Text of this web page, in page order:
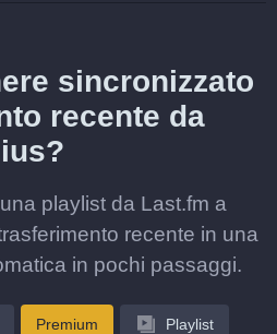
sincronizzato
recente da
playlist da Last.fm a
recente in una
in pochi passaggi.
Premium Playlist